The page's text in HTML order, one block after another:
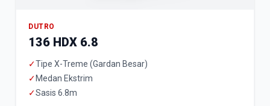
DUTRO
136 HDX 6.8
✓Tipe X-Treme (Gardan Besar)
✓ Medan Ekstrim
✓Sasis 6.8m